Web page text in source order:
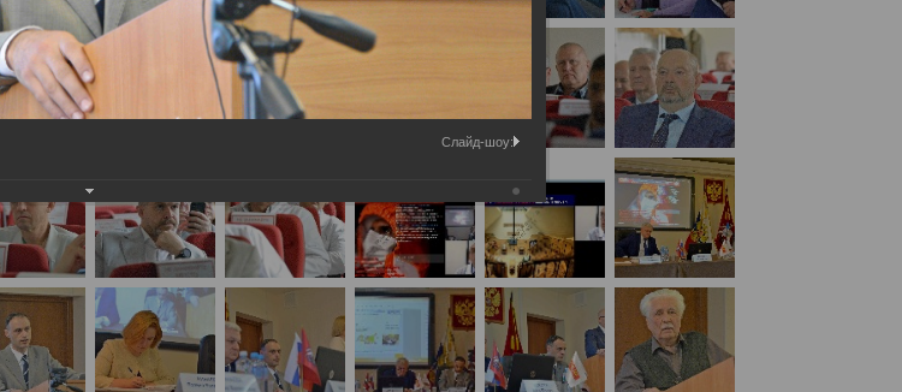
«Судебно-медицинская экспертиза» 28 мая 2021 года
Слайд-шоу: